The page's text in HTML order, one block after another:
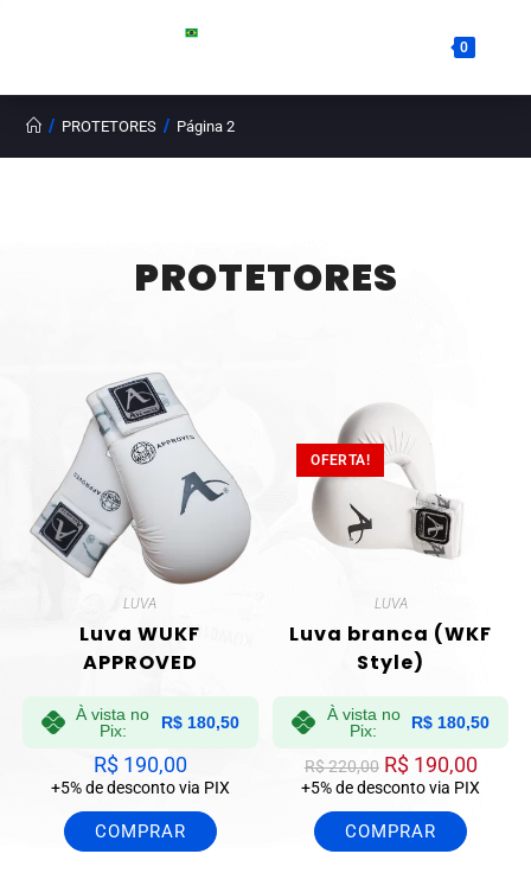
0
PROTETORES
/ PROTETORES / Página 2
LUVA
Luva WUKF
APPROVED
À vista no
Pix:
R$180,50
R$190,00
+5% de desconto via PIX
COMPRAR
OFERTA!
LUVA
Luva branca (WKF
Style)
À vista no
Pix:
R$ 180,50
R$220,00 R$190,00
+5% de desconto via PIX
COMPRAR